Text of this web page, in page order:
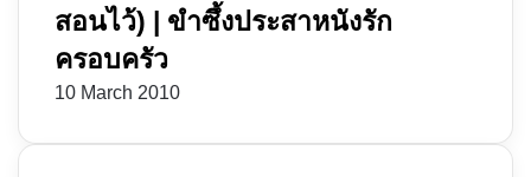
สอนไว้) | ขำซึ้งประสาหนังรัก
ครอบครัว
10 March 2010